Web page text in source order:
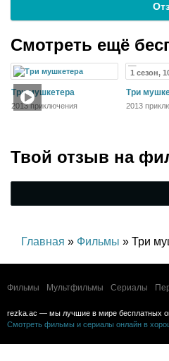
Смотреть ещё
Три мушкетера
2013 приключения
1 сезон,
Три
2013
Твой отзыв на
Главная » Фильмы » Три
Фильмы Мультфильмы Сериалы
rezka.ac — мы лучшие в мире бесплатных
Смотреть фильмы и сериалы онлайн в